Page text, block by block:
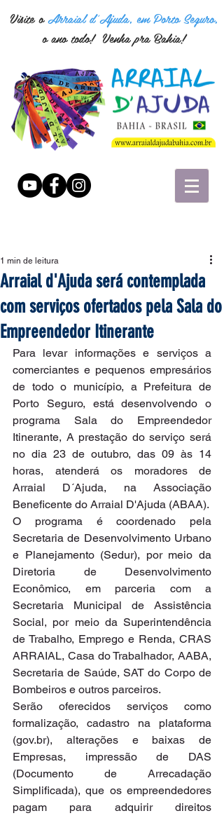
Visite oArraial d'Ajuda, em Porto Seguro,
o ano todo! Venha pra Bahia!
Arraial d'Ajuda será contemplada
com serviços ofertados pela Sala do
Empreendedor Itinerante
1 min de leitura
Para levar informações e serviços a
comerciantes e pequenos empresários
de todo o município, a Prefeitura de
Porto Seguro, está desenvolvendo o
programa Sala do Empreendedor
Itinerante, A prestação do serviço será
no dia 23 de outubro, das 09 às 14
horas, atenderá os moradores de
Arraial D´Ajuda, na Associação
Beneficente do Arraial D'Ajuda (ABAA).
O programa é coordenado pela
Secretaria de Desenvolvimento Urbano
e Planejamento (Sedur), por meio da
Diretoria de Desenvolvimento
Econômico, em parceria com a
Secretaria Municipal de Assistência
Social, por meio da Superintendência
de Trabalho, Emprego e Renda, CRAS
ARRAIAL, Casa do Trabalhador, AABA,
Secretaria de Saúde, SAT do Corpo de
Bombeiros e outros parceiros.
Serão oferecidos serviços como
formalização, cadastro na plataforma
(gov.br), alterações e baixas de
Empresas, impressão de DAS
(Documento de Arrecadação
Simplificada), que os empreendedores
pagam para adquirir direitos